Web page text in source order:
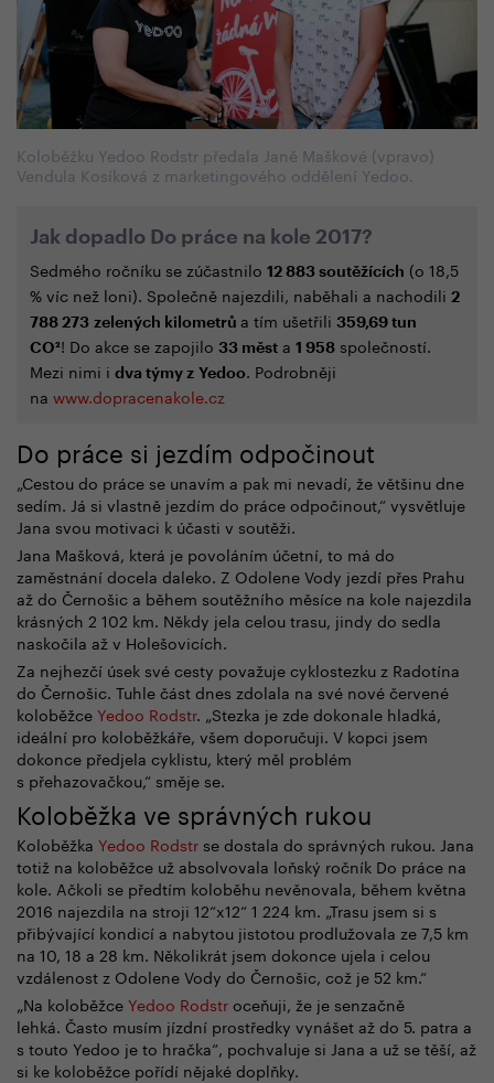
Koloběžku Yedoo Rodstr předala Janě Maškové (vpravo)
Vendula Kosíková z marketingového oddělení Yedoo.
Jak dopadlo Do práce na kole 2017?
Sedmého ročníku se zúčastnilo 12 883 soutěžících (o 18,5
% víc než loni). Společně najezdili, naběhali a nachodili 2
788 273 zelených kilometrů a tím ušetřili 359,69 tun
CO²! Do akce se zapojilo 33 měst a 1 958 společností.
Mezi nimi i dva týmy z Yedoo. Podrobněji
na www.dopracenakole.cz
Do práce si jezdím odpočinout
„Cestou do práce se unavím a pak mi nevadí, že většinu dne
sedím. Já si vlastně jezdím do práce odpočinout,“ vysvětluje
Jana svou motivaci k účasti v soutěži.
Jana Mašková, která je povoláním účetní, to má do
zaměstnání docela daleko. Z Odolene Vody jezdí přes Prahu
až do Černošic a během soutěžního měsíce na kole najezdila
krásných 2 102 km. Někdy jela celou trasu, jindy do sedla
naskočila až v Holešovicích.
Za nejhezčí úsek své cesty považuje cyklostezku z Radotína
do Černošic. Tuhle část dnes zdolala na své nové červené
koloběžceYedoo Rodstr. „Stezka je zde dokonale hladká,
ideální pro koloběžkáře, všem doporučuji. V kopci jsem
dokonce předjela cyklistu, který měl problém
s přehazovačkou,“ směje se.
Koloběžka ve správných rukou
Koloběžka Yedoo Rodstr se dostala do správných rukou. Jana
totiž na koloběžce už absolvovala loňský ročník Do práce na
kole. Ačkoli se předtím koloběhu nevěnovala, během května
2016 najezdila na stroji 12“x12“ 1 224 km. „Trasu jsem si s
přibývající kondicí a nabytou jistotou prodlužovala ze 7,5 km
na 10, 18 a 28 km. Několikrát jsem dokonce ujela i celou
vzdálenost z Odolene Vody do Černošic, což je 52 km.“
„Na koloběžceYedoo Rodstroceňuji, že je senzačně
lehká. Často musím jízdní prostředky vynášet až do 5. patra a
s touto Yedoo je to hračka“, pochvaluje si Jana a už se těší, až
si ke koloběžce pořídí nějaké doplňky.